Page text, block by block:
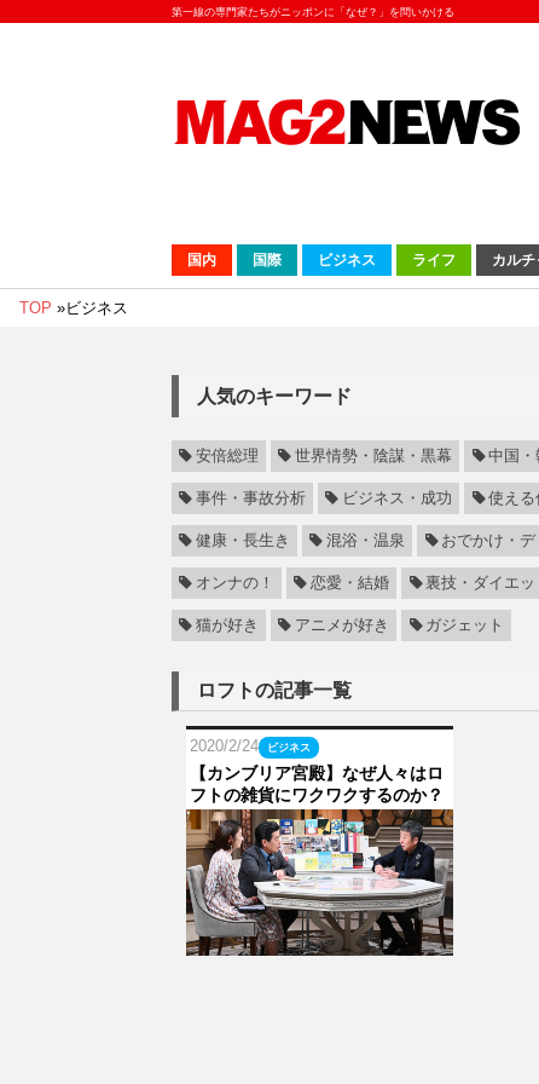
第一線の専門家たちがニッポンに「なぜ？」を問いかける
国内 国際 ビジネス ライフ カルチ
TOP »ビジネス
人気のキーワード
安倍総理 世界情勢・陰謀・黒幕 中国・
事件・事故分析 ビジネス・成功 使える
健康・長生き 混浴・温泉 おでかけ・デ
オンナの！ 恋愛・結婚 裏技・ダイエッ
猫が好き アニメが好き ガジェット
ロフトの記事一覧
2020/2/24 ビジネス
【カンブリア宮殿】なぜ人々はロ
フトの雑貨にワクワクするのか？